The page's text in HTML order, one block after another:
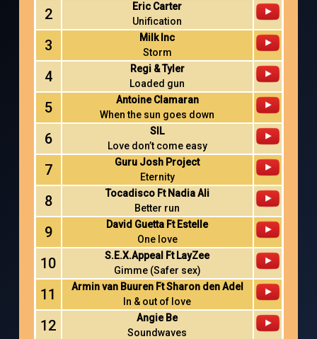
2
Eric Carter
Unification
3
Milk Inc
Storm
4
Regi & Tyler
Loaded gun
5
Antoine Clamaran
When the sun goes down
6
SIL
Love don’t come easy
7
Guru Josh Project
Eternity
8
Tocadisco Ft Nadia Ali
Better run
9
David Guetta Ft Estelle
One love
10
S.E.X.Appeal Ft LayZee
Gimme (Safer sex)
11
Armin van Buuren Ft Sharon den Adel
In & out of love
12
Angie Be
Soundwaves